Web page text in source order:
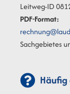
Leitweg-ID
PDF-Format:
Sachgebietes